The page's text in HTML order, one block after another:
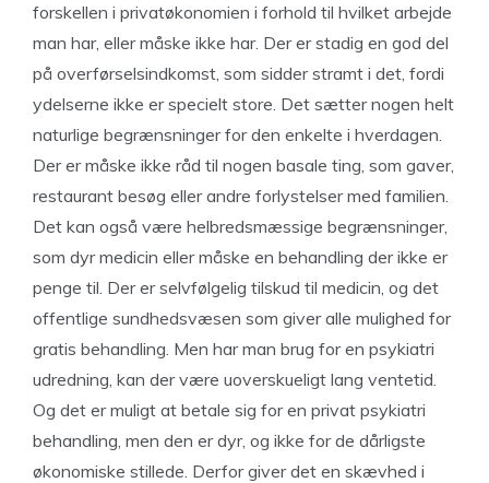
forskellen i privatøkonomien i forhold til hvilket arbejde
man har, eller måske ikke har. Der er stadig en god del
på overførselsindkomst, som sidder stramt i det, fordi
ydelserne ikke er specielt store. Det sætter nogen helt
naturlige begrænsninger for den enkelte i hverdagen.
Der er måske ikke råd til nogen basale ting, som gaver,
restaurant besøg eller andre forlystelser med familien.
Det kan også være helbredsmæssige begrænsninger,
som dyr medicin eller måske en behandling der ikke er
penge til. Der er selvfølgelig tilskud til medicin, og det
offentlige sundhedsvæsen som giver alle mulighed for
gratis behandling. Men har man brug for en psykiatri
udredning, kan der være uoverskueligt lang ventetid.
Og det er muligt at betale sig for en privat psykiatri
behandling, men den er dyr, og ikke for de dårligste
økonomiske stillede. Derfor giver det en skævhed i